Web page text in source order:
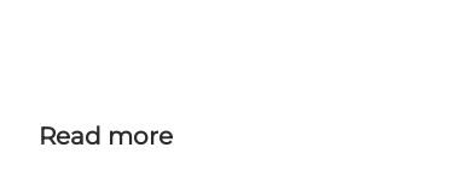
Read more